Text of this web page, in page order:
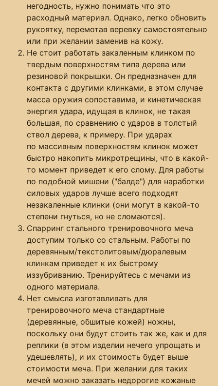
негодность, нужно понимать что это
расходный материал. Однако, легко обновить
рукоятку, перемотав веревку самостоятельно
или при желании заменив на кожу.
Не стоит работать закаленным клинком по
твердым поверхностям типа дерева или
резиновой покрышки. Он предназначен для
контакта с другими клинками, в этом случае
масса оружия сопоставима, и кинетическая
энергия удара, идущая в клинок, не такая
большая, по сравнению с ударов в толстый
ствол дерева, к примеру. При ударах
по массивным поверхностям клинок может
быстро накопить микротрещины, что в какой-
то момент приведет к его слому. Для работы
по подобной мишени ("балде") для наработки
силовых ударов лучше всего подходят
незакаленные клинки (они могут в какой-то
степени гнуться, но не сломаются).
Спарринг стального тренировочного меча
доступим только со стальным. Работы по
деревянным/текстолитовым/дюралевым
клинкам приведет к их быстрому
иззубриванию. Тренируйтесь с мечами из
одного материала.
Нет смысла изготавливать для
тренировочного меча стандартные
(деревянные, обшитые кожей) ножны,
поскольку они будут стоить так же, как и для
реплики (в этом изделии нечего упрощать и
удешевлять), и их стоимость будет выше
стоимости меча. При желании для таких
мечей можно заказать недорогие кожаные